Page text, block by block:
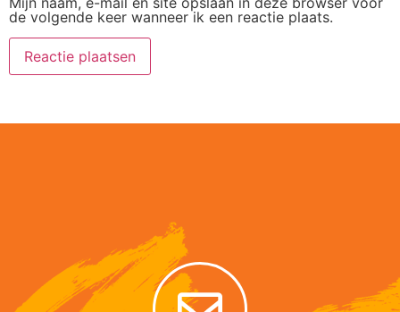
de volgende keer wanneer ik een reactie plaats.